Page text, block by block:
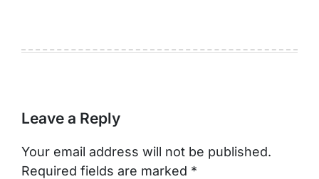
Leave a Reply
Your email address will not be published.
Required fields are marked *